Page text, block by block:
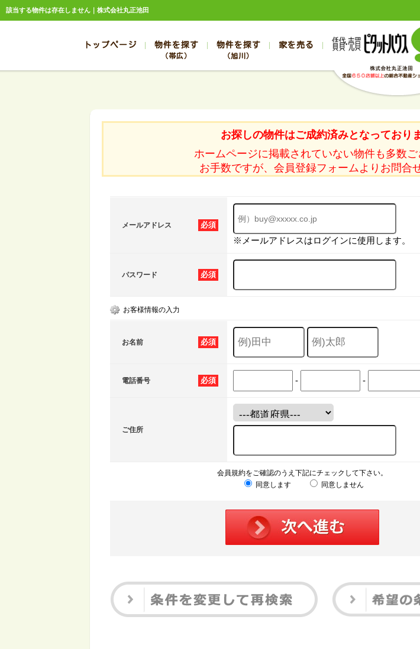
該当する物件は存在しません｜株式会社丸正池田
トップページ 物件を探す
（帯広）
売買
帯広の新築一戸建て
帯広の中古一戸建て
帯広の土地
帯広の中古マンション
帯広の1000万～
帯広の2000万～
帯広の3000万～
帯広の4000万以上
物件を探す
（旭川）
売買
旭川の新築一戸建て
旭川の中古一戸建て
旭川の土地
旭川の中古マンション
旭川の1000万～
旭川の2000万～
旭川の3000万～
旭川の4000万以上
家を売る
スタッフブログ
売却のお問合せ
お探しの物件はご成約済みとなっておりま
ホームページに掲載されていない物件も多数ご
お手数ですが、会員登録フォームよりお問合
必須
メールアドレス
※メールアドレスはログインに使用します。
必須
パスワード
お客様情報の入力
必須
お名前
必須
電話番号 - -
ご住所
会員規約をご確認のうえ下記にチェックして下さい。
同意します
同意しません